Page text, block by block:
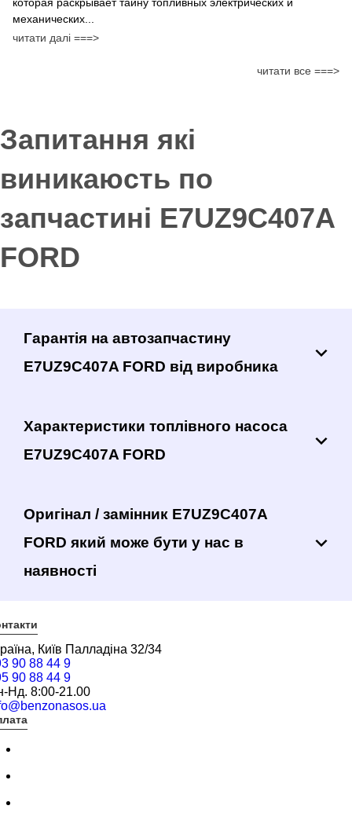
механических...
читати далі ===>
читати все ===>
Запитання які
виникаюсть по
запчастині E7UZ9C407A
FORD
Гарантія на автозапчастину
E7UZ9C407A FORD від виробника
Характеристики топлівного насоса
E7UZ9C407A FORD
Оригінал / замінник E7UZ9C407A
FORD який може бути у нас в
наявності
Київ Палладіна 32/34
90 88 44 9
90 88 44 9
Нд. 8:00-21.00